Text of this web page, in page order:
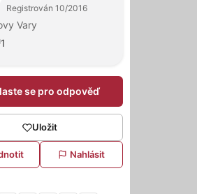
Registrován 10/2016
Vary
1
se pro odpověď
Uložit
Nahlásit